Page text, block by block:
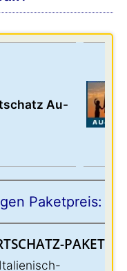
Au-
Paketpreis:
PAKET: